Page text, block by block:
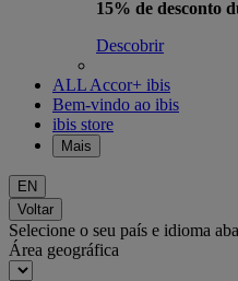
15% de desconto
Descobrir
ALL Accor+ ibis
Bem-vindo ao ibis
ibis store
Mais
EN
Voltar
Selecione o seu país e idioma
Área geográfica